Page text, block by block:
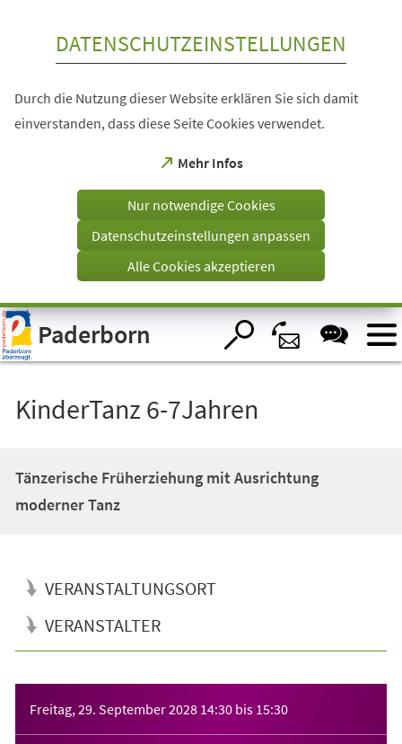
Visuelle
Assistenzsoftware
öffnen.
DATENSCHUTZEINSTELLUNGEN
Durch die Nutzung dieser Website erklären Sie sich damit
einverstanden, dass diese Seite Cookies verwendet.
Mehr Infos
(Öffnet
einem
Tab)
Nur notwendige Cookies
Datenschutzeinstellungen anpassen
Alle Cookies akzeptieren
Paderborn
KinderTanz 6-7Jahren
Tänzerische Früherziehung mit Ausrichtung
moderner Tanz
VERANSTALTUNGSORT
VERANSTALTER
Freitag, 29. September 2028 14:30 bis 15:30